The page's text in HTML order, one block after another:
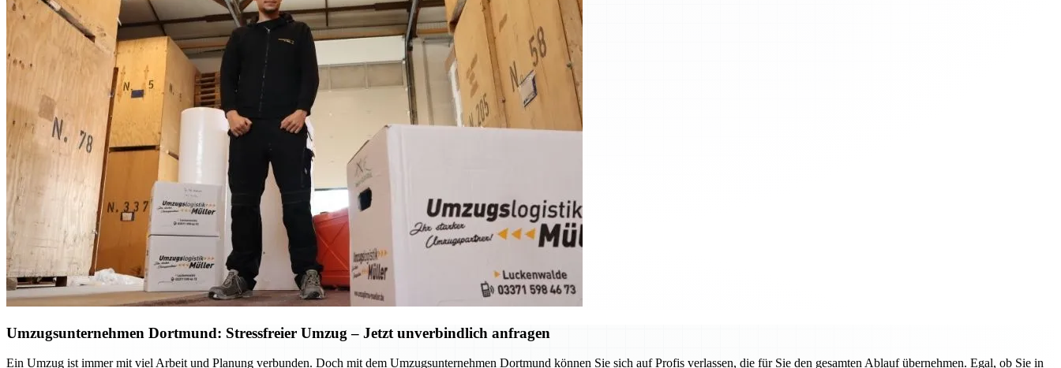
Umzugsunternehmen Dortmund: Stressfreier Umzug – Jetzt unverbindlich anfragen
Ein Umzug ist immer mit viel Arbeit und Planung verbunden. Doch mit dem Umzugsunternehmen Dortmund können Sie sich auf Profis verlassen, die für Sie den gesamten Ablauf übernehmen. Egal, ob Sie in